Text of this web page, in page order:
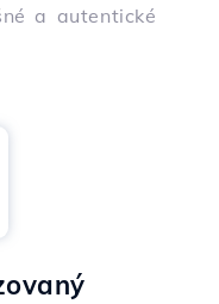
a autentické